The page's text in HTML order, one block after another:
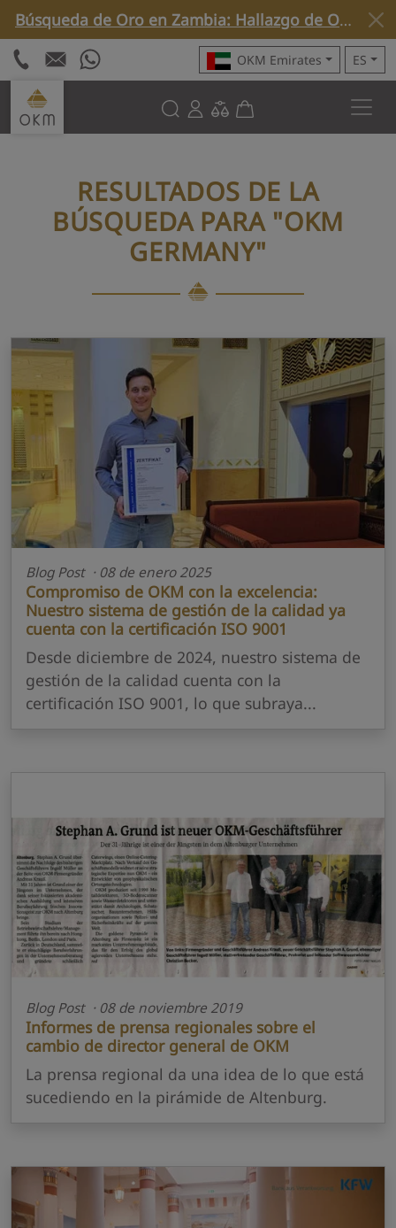
Búsqueda de Oro en Zambia: Hallazgo de Oro Nativo con Rover C4 »
OKM Emirates ES
RESULTADOS DE LA
BÚSQUEDA PARA "OKM
GERMANY"
Blog Post · 08 de enero 2025
Compromiso de OKM con la excelencia:
Nuestro sistema de gestión de la calidad ya
cuenta con la certificación ISO 9001
Desde diciembre de 2024, nuestro sistema de
gestión de la calidad cuenta con la
certificación ISO 9001, lo que subraya...
Blog Post · 08 de noviembre 2019
Informes de prensa regionales sobre el
cambio de director general de OKM
La prensa regional da una idea de lo que está
sucediendo en la pirámide de Altenburg.